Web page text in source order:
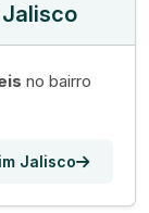
no bairro
Jalisco